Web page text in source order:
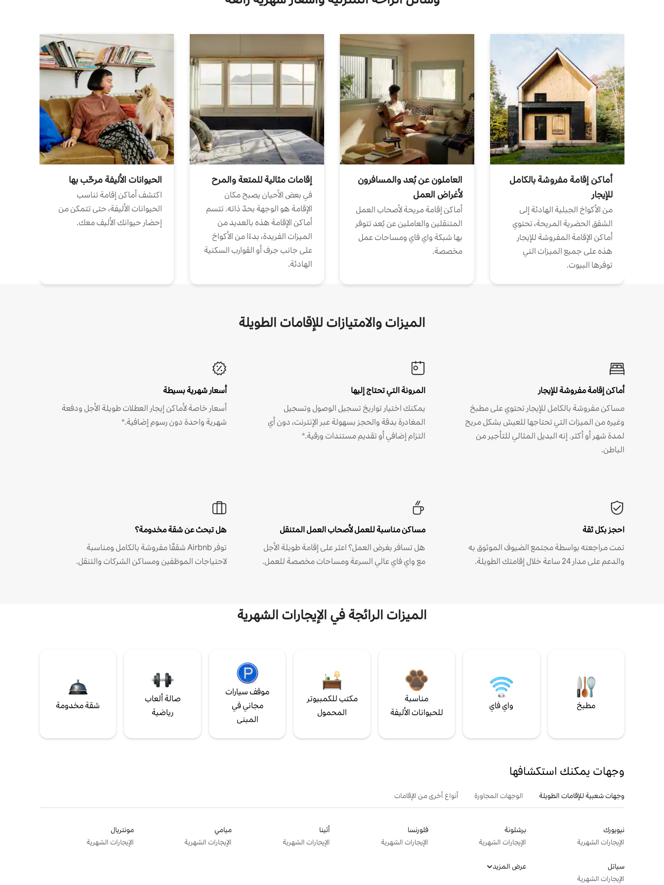
أماكن إقامة مفروشة بالكامل
للإيجار
من الأكواخ الجبلية الهادئة إلى
الشقق الحضرية المريحة، تحتوي
أماكن الإقامة المفروشة للإيجار
هذه على جميع الميزات التي
توفرها البيوت.
العاملون عن بُعد والمسافرون
لأغراض العمل
أماكن إقامة مريحة لأصحاب العمل
المتنقلين والعاملين عن بُعد تتوفر
بها شبكة واي فاي ومساحات عمل
مخصصة.
إقامات مثالية للمتعة والمرح
في بعض الأحيان يصبح مكان
الإقامة هو الوجهة بحدّ ذاته. تتسم
أماكن الإقامة هذه بالعديد من
الميزات الفريدة، بدءًا من الأكواخ
على جانب جرف أو القوارب السكنية
الهادئة.
الحيوانات الأليفة مرحّب بها
اكتشف أماكن إقامة تناسب
الحيوانات الأليفة، حتى تتمكن من
إحضار حيوانك الأليف معك.
الميزات والامتيازات للإقامات الطويلة
أماكن إقامة مفروشة للإيجار
مساكن مفروشة بالكامل للإيجار تحتوي على مطبخ
وغيره من الميزات التي تحتاجها للعيش بشكل مريح
لمدة شهر أو أكثر. إنه البديل المثالي للتأجير من
الباطن.
المرونة التي تحتاج إليها
يمكنك اختيار تواريخ تسجيل الوصول وتسجيل
المغادرة بدقة والحجز بسهولة عبر الإنترنت، دون أي
التزام إضافي أو تقديم مستندات ورقية.*
أسعار شهرية بسيطة
أسعار خاصة لأماكن إيجار العطلات طويلة الأجل ودفعة
شهرية واحدة دون رسوم إضافية.*
احجز بكل ثقة
تمت مراجعته بواسطة مجتمع الضيوف الموثوق به
والدعم على مدار 24 ساعة خلال إقامتك الطويلة.
مساكن مناسبة للعمل لأصحاب العمل المتنقل
هل تسافر بغرض العمل؟ اعثر على إقامة طويلة الأجل
مع واي فاي عالي السرعة ومساحات مخصصة للعمل.
هل تبحث عن شقة مخدومة؟
توفر Airbnb شققًا مفروشة بالكامل ومناسبة
لاحتياجات الموظفين ومساكن الشركات والتنقل.
الميزات الرائجة في الإيجارات الشهرية
مطبخ واي فاي
مناسبة
للحيوانات الأليفة
مكتب للكمبيوتر
المحمول
موقف سيارات
مجاني في
المبنى
صالة ألعاب
رياضية
شقة مخدومة
وجهات يمكنك استكشافها
وجهات شعبية للإقامات الطويلة الوجهات المجاورة أنواع أخرى من الإقامات
نيويورك
الإيجارات الشهرية
برشلونة
الإيجارات الشهرية
فلورنسا
الإيجارات الشهرية
أثينا
الإيجارات الشهرية
ميامي
الإيجارات الشهرية
مونتريال
الإيجارات الشهرية
سياتل
الإيجارات الشهرية
عرض المزيد